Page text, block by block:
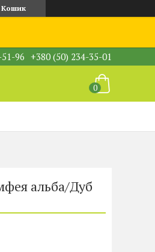
Кошик
96 +380 (50) 234-35-01
альба/Дуб